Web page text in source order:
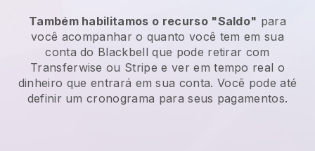
Também habilitamos o recurso "Saldo" para
você acompanhar o quanto você tem em sua
conta do Blackbell que pode retirar com
Transferwise ou Stripe e ver em tempo real o
dinheiro que entrará em sua conta. Você pode até
definir um cronograma para seus pagamentos.